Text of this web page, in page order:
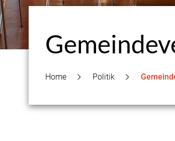
Home Politik